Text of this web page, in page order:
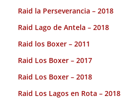
Raid la Perseverancia – 2018
Raid Lago de Antela – 2018
Raid los Boxer – 2011
Raid Los Boxer – 2017
Raid Los Boxer – 2018
Raid Los Lagos en Rota – 2018